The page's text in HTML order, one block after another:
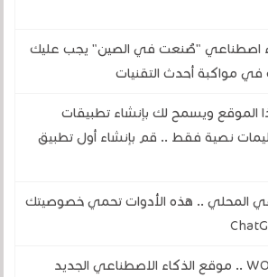
اصطناعي "صُنعت في الصين" يجب عليك
في مواكبة أحدث التقنيات
ويسمح لك بإنشاء تطبيقات
نصية فقط .. قم بإنشاء أول تطبيق
المحلي .. هذه الأدوات تحمي خصوصيتك
WORLD ARCHIVE .. موقع الذكاء الاصطناعي الجديد